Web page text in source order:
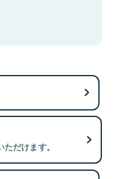
だけます。